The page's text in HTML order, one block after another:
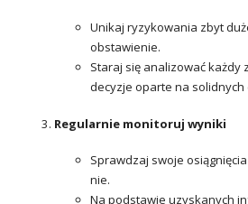
Unikaj ryzykowania zbyt
obstawienie.
Staraj się analizować każdy
decyzje oparte na solidnych
Regularnie monitoruj wyniki
Sprawdzaj swoje
nie.
Na podstawie uzyskanych